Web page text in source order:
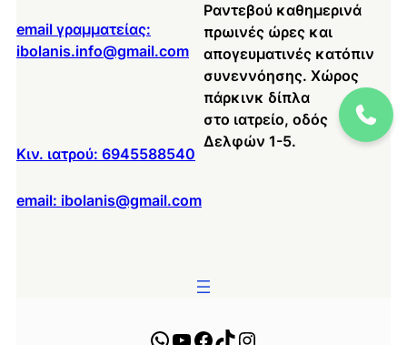
email γραμματείας:
ibolanis.info@gmail.com
Κιν. ιατρού: 6945588540
email: ibolanis@gmail.com
Ραντεβού καθημερινά
πρωινές ώρες και
απογευματινές κατόπιν
συνεννόησης. Χώρος
πάρκινκ δίπλα
στο ιατρείο, οδός
Δελφών 1-5.
WhatsApp
YouTube
Facebook
TikTok
Instagram